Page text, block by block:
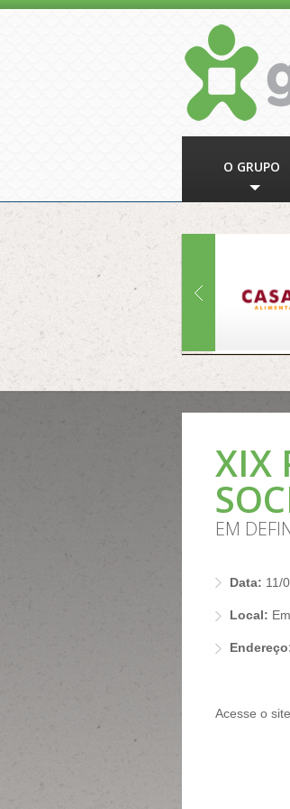
O GRUPO
XIX
EM
Data: 11/
Local:
Acesse o